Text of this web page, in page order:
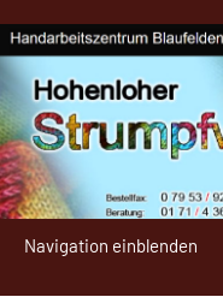
Navigation einblenden